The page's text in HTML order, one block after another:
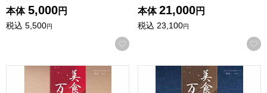
本体 5,000円
税込 5,500円
お気に入りに登録する
本体 21,000円
税込 23,100円
美食万彩 真紅(しんく)【カタログギフト】【贈りものカタロ
美食万彩 黄金(こがね)【カ